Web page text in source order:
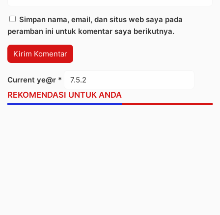
Simpan nama, email, dan situs web saya pada
peramban ini untuk komentar saya berikutnya.
Current ye@r *
REKOMENDASI UNTUK ANDA